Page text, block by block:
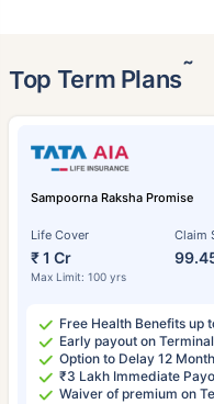
Top Term Plans˜
Sampoorna Raksha Promise
Life Cover
₹ 1 Cr
Max Limit: 100 yrs
Claim
Free Health Benefits up
Early payout on
Option to Delay 12
₹3 Lakh Immediate
Waiver of premium on